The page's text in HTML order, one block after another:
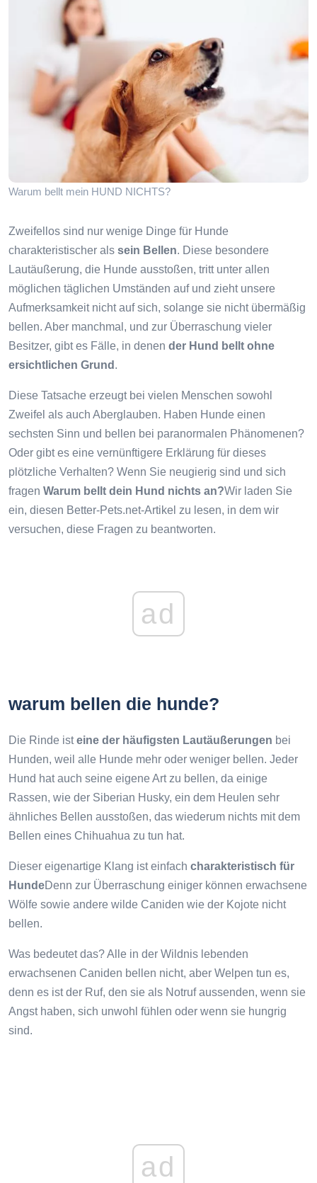
Warum bellt mein HUND NICHTS?
Zweifellos sind nur wenige Dinge für Hunde
charakteristischer als sein Bellen. Diese besondere
Lautäußerung, die Hunde ausstoßen, tritt unter allen
möglichen täglichen Umständen auf und zieht unsere
Aufmerksamkeit nicht auf sich, solange sie nicht übermäßig
bellen. Aber manchmal, und zur Überraschung vieler
Besitzer, gibt es Fälle, in denen der Hund bellt ohne
ersichtlichen Grund .
Diese Tatsache erzeugt bei vielen Menschen sowohl
Zweifel als auch Aberglauben. Haben Hunde einen
sechsten Sinn und bellen bei paranormalen Phänomenen?
Oder gibt es eine vernünftigere Erklärung für dieses
plötzliche Verhalten? Wenn Sie neugierig sind und sich
fragen Warum bellt dein Hund nichts an?Wir laden Sie
ein, diesen Better-Pets.net-Artikel zu lesen, in dem wir
versuchen, diese Fragen zu beantworten.
ad
warum bellen die hunde?
Die Rinde isteine der häufigsten Lautäußerungen bei
Hunden, weil alle Hunde mehr oder weniger bellen. Jeder
Hund hat auch seine eigene Art zu bellen, da einige
Rassen, wie der Siberian Husky, ein dem Heulen sehr
ähnliches Bellen ausstoßen, das wiederum nichts mit dem
Bellen eines Chihuahua zu tun hat.
Dieser eigenartige Klang ist einfach charakteristisch für
HundeDenn zur Überraschung einiger können erwachsene
Wölfe sowie andere wilde Caniden wie der Kojote nicht
bellen.
Was bedeutet das? Alle in der Wildnis lebenden
erwachsenen Caniden bellen nicht, aber Welpen tun es,
denn es ist der Ruf, den sie als Notruf aussenden, wenn sie
Angst haben, sich unwohl fühlen oder wenn sie hungrig
sind.
ad